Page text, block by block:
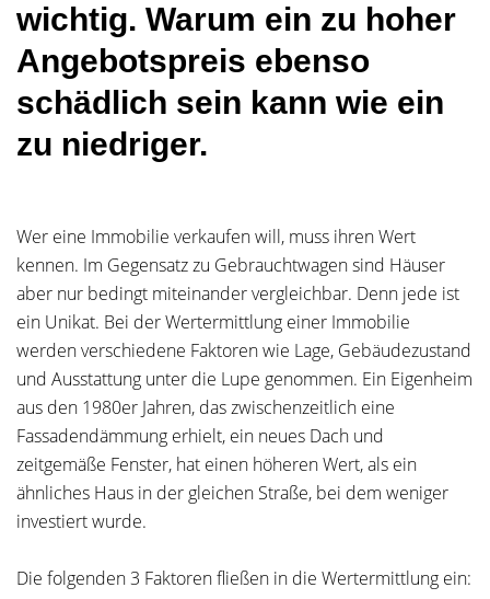
wichtig. Warum ein zu hoher
Angebotspreis ebenso
schädlich sein kann wie ein
zu niedriger.
Wer eine Immobilie verkaufen will, muss ihren Wert
kennen. Im Gegensatz zu Gebrauchtwagen sind Häuser
aber nur bedingt miteinander vergleichbar. Denn jede ist
ein Unikat. Bei der Wertermittlung einer Immobilie
werden verschiedene Faktoren wie Lage, Gebäudezustand
und Ausstattung unter die Lupe genommen. Ein Eigenheim
aus den 1980er Jahren, das zwischenzeitlich eine
Fassadendämmung erhielt, ein neues Dach und
zeitgemäße Fenster, hat einen höheren Wert, als ein
ähnliches Haus in der gleichen Straße, bei dem weniger
investiert wurde.
Die folgenden 3 Faktoren fließen in die Wertermittlung ein: